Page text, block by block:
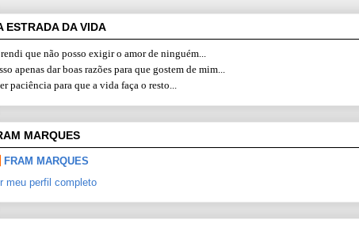
ESTRADA DA VIDA
que não posso exigir o amor de ninguém...
apenas dar boas razões para que gostem de mim...
paciência para que a vida faça o resto...
MARQUES
FRAM MARQUES
meu perfil completo